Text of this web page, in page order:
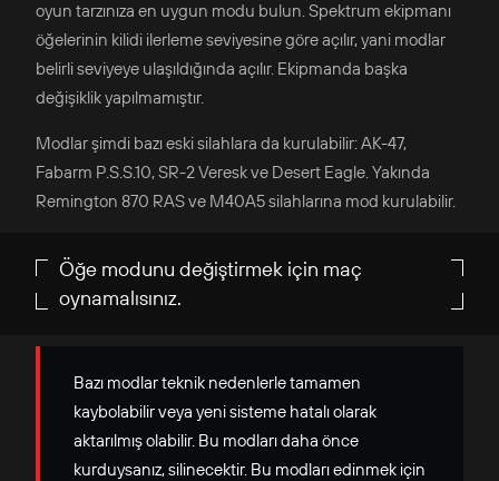
oyun tarzınıza en uygun modu bulun. Spektrum ekipmanı
öğelerinin kilidi ilerleme seviyesine göre açılır, yani modlar
belirli seviyeye ulaşıldığında açılır. Ekipmanda başka
değişiklik yapılmamıştır.
Modlar şimdi bazı eski silahlara da kurulabilir: AK-47,
Fabarm P.S.S.10, SR-2 Veresk ve Desert Eagle. Yakında
Remington 870 RAS ve M40A5 silahlarına mod kurulabilir.
Öğe modunu değiştirmek için maç
oynamalısınız.
Bazı modlar teknik nedenlerle tamamen
kaybolabilir veya yeni sisteme hatalı olarak
aktarılmış olabilir. Bu modları daha önce
kurduysanız, silinecektir. Bu modları edinmek için